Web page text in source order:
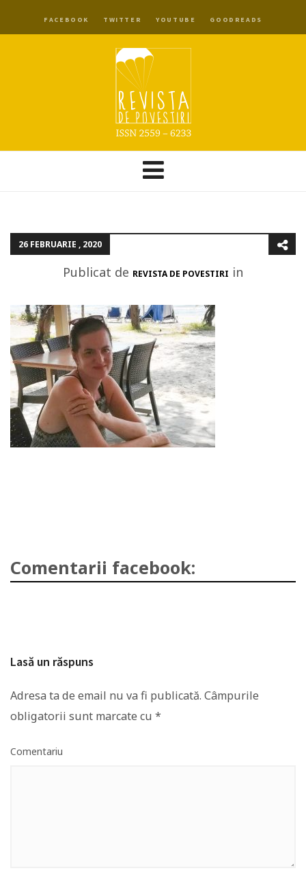
FACEBOOK TWITTER YOUTUBE GOODREADS
26 FEBRUARIE , 2020
Publicat de REVISTA DE POVESTIRI in
Comentarii facebook:
Lasă un răspuns
Adresa ta de email nu va fi publicată. Câmpurile
obligatorii sunt marcate cu *
Comentariu